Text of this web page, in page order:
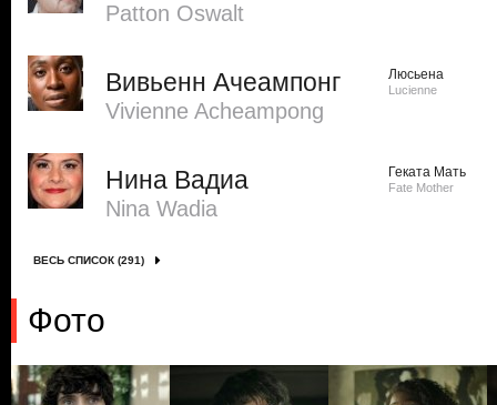
Patton Oswalt
Вивьенн Ачеампонг
Vivienne Acheampong
Люсьена
Lucienne
Нина Вадиа
Nina Wadia
Геката Мать
Fate Mother
ВЕСЬ СПИСОК (291)
Фото